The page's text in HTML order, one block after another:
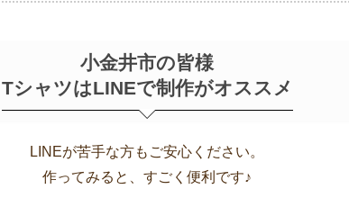
小金井市の皆様
TシャツはLINEで制作がオススメ
LINEが苦手な方もご安心ください。
作ってみると、すごく便利です♪